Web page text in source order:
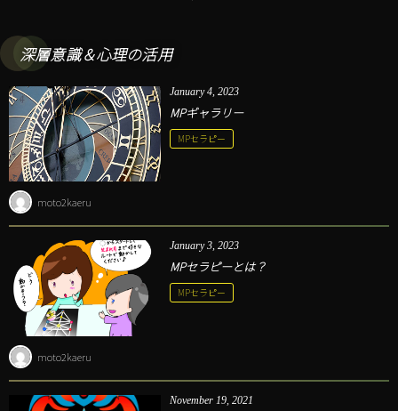
深層意識＆心理の活用
January 4 ,2023
MPギャラリー
MPセラピー
moto2kaeru
January 3,2023
MPセラピーとは？
MPセラピー
moto2kaeru
November 19 ,2021